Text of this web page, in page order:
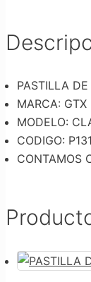
PASTILLA
MARCA: GTX
MODELO:
CODIGO:
CONTAMOS